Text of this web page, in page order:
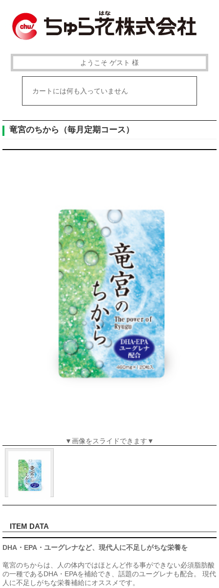
ようこそ ゲスト 様
カートには何も入っていません
竜宮のちから（毎月定期コース）
▼画像をスライドできます▼
ITEM DATA
DHA・EPA・ユーグレナなど、現代人に不足しがちな栄養を
竜宮のちからは、人の体内ではほとんど作る事ができない必須脂肪酸
の一種であるDHA・EPAを補給でき、話題のユーグレナも配合。 現代
人に不足しがちな栄養補給にオススメです。